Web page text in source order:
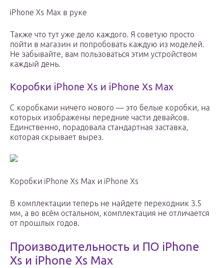
iPhone Xs Max в руке
Также что тут уже дело каждого. Я советую просто
пойти в магазин и попробовать каждую из моделей.
Не забывайте, вам пользоваться этим устройством
каждый день.
Коробки iPhone Xs и iPhone Xs Max
С коробками ничего нового — это белые коробки, на
которых изображены передние части девайсов.
Единственно, порадовала стандартная заставка,
которая скрывает вырез.
Коробки iPhone Xs Max и iPhone Xs
В комплектации теперь не найдете переходник 3.5
мм, а во всём остальном, комплектация не отличается
от прошлых годов.
Производительность и ПО iPhone
Xs и iPhone Xs Max